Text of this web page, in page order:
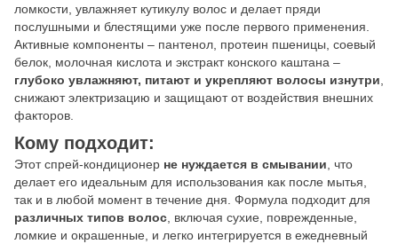
ломкости, увлажняет кутикулу волос и делает пряди
послушными и блестящими уже после первого применения.
Активные компоненты – пантенол, протеин пшеницы, соевый
белок, молочная кислота и экстракт конского каштана –
глубоко увлажняют, питают и укрепляют волосы изнутри
снижают электризацию и защищают от воздействия внешних
факторов.
Кому подходит:
Этот спрей-кондиционер не нуждается в смывании , что
делает его идеальным для использования как после мытья,
так и в любой момент в течение дня. Формула подходит для
различных типов волос , включая сухие, поврежденные,
ломкие и окрашенные, и легко интегрируется в ежедневный